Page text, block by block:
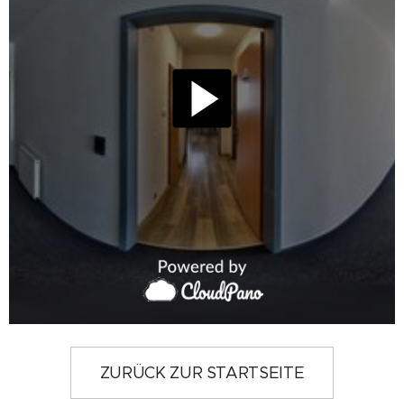
ZURÜCK ZUR STARTSEITE